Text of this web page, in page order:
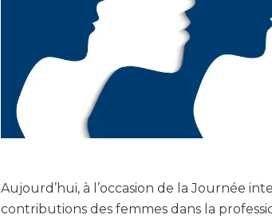
Aujourd’hui, à l’occasion de la Journée
contributions des femmes dans la